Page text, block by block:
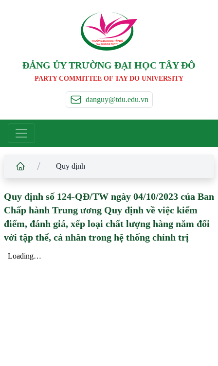
TRƯỜNG ĐẠI HỌC TÂY ĐÔ
TAY DO UNIVERSIT Y
ĐẢNG ỦY TRƯỜNG ĐẠI HỌC TÂY ĐÔ
PARTY COMMITTEE OF TAY DO UNIVERSITY
danguy@tdu.edu.vn
/ Quy định
Quy định số 124-QĐ/TW ngày 04/10/2023 của Ban
Chấp hành Trung ương Quy định về việc kiểm
điểm, đánh giá, xếp loại chất lượng hàng năm đối
với tập thể, cá nhân trong hệ thống chính trị